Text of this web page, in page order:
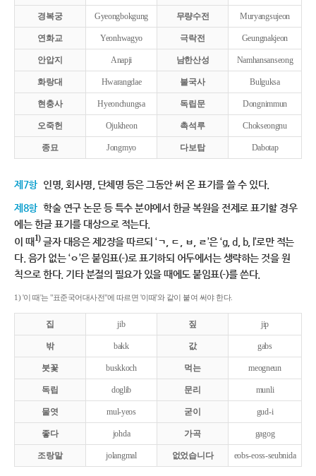
경복궁 Gyeongbokgung 무량수전 Muryangsujeon
연화교 Yeonhwagyo 극락전 Geungnakjeon
안압지 Anapji 남한산성 Namhansanseong
화랑대 Hwarangdae 불국사 Bulguksa
현충사 Hyeonchungsa 독립문 Dongnimmun
오죽헌 Ojukheon 촉석루 Chokseongnu
종묘 Jongmyo 다보탑 Dabotap
제7항 인명, 회사명, 단체명 등은 그동안 써 온 표기를 쓸 수 있다.
제8항 학술 연구 논문 등 특수 분야에서 한글 복원을 전제로 표기할 경우
에는 한글 표기를 대상으로 적는다.
이 때1)글자 대응은 제2장을 따르되 ‘ㄱ, ㄷ, ㅂ, ㄹ’은 ‘g, d, b, l’로만 적는
다. 음가 없는 ‘ㅇ’은 붙임표(-)로 표기하되 어두에서는 생략하는 것을 원
칙으로 한다. 기타 분절의 필요가 있을 때에도 붙임표(-)를 쓴다.
1) '이 때'는 "표준국어대사전"에 따르면 '이때'와 같이 붙여 써야 한다.
집 jib 짚 jip
밖 bakk 값 gabs
붓꽃 buskkoch 먹는 meogneun
독립 doglib 문리 munli
물엿 mul-yeos 굳이 gud-i
좋다 johda 가곡 gagog
조랑말 jolangmal 없었습니다 eobs-eoss-seubnida